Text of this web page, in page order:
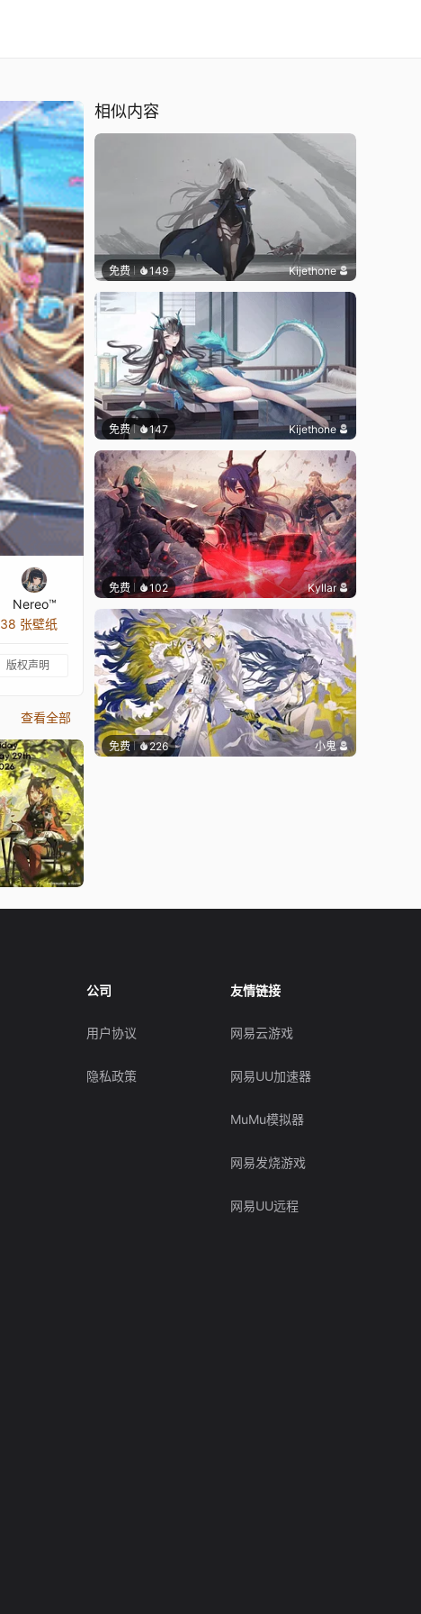
Nereo™
38 张壁纸
版权声明
查看全部
相似内容
免费 149 Kijethone
免费 147 Kijethone
免费 102 Kyllar
免费 226 小鬼
公司
用户协议
隐私政策
友情链接
网易云游戏
网易UU加速器
MuMu模拟器
网易发烧游戏
网易UU远程